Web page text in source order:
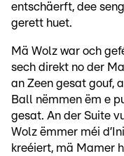
entschäerft, dee
gerett huet.
Mä Wolz war och
sech direkt no der
an Zeen gesat gouf,
Ball nëmmen ëm e
gesat. An der Suite
Wolz ëmmer méi
kreéiert, mä Mamer